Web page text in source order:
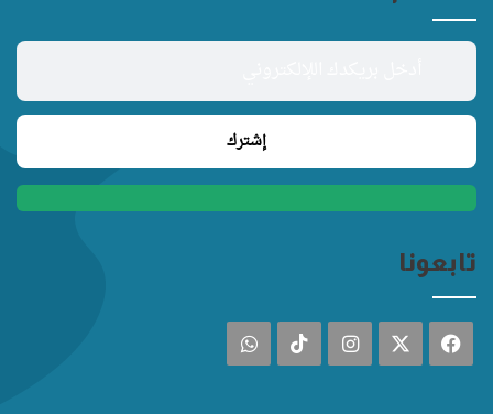
تابعونا
فيسبوك انستقرام ‫TikTokواتساب